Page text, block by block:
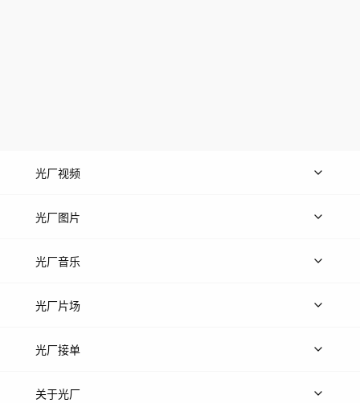
光厂视频
上传视频
光厂图片
上传图片
光厂音乐
热门音乐
光厂片场
上传案例
光厂接单
上架服务
关于光厂